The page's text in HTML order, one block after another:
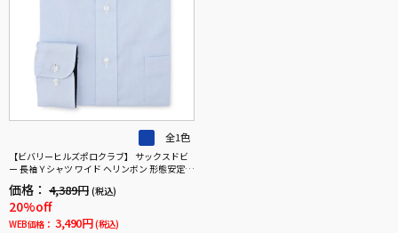
全1色
【ビバリーヒルズポロクラブ】 サックスドビ
ー 長袖Ｙシャツ ワイド ヘリンボン 形態安定
ワイシャツ 通年
価格： 4,389円 (税込)
20%off
WEB価格： 3,490円 (税込)